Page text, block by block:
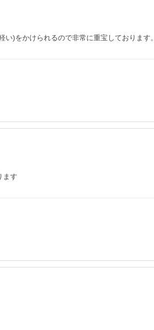
)をかけられるので非常に重宝しております。
ます